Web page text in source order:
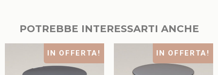
POTREBBE INTERESSARTI ANCHE
IN OFFERTA! IN OFFERTA!